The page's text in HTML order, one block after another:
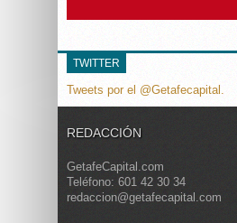
TWITTER
Tweets por el @Getafecapital.
REDACCIÓN
GetafeCapital.com
Teléfono: 601 42 30 34
redaccion@getafecapital.com